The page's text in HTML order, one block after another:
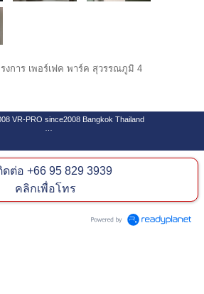
การ เพอร์เฟค พาร์ค สุวรรณภูมิ 4
VR-PRO since2008 Bangkok Thailand
Software Design Center Co.,Ltd
www.goforwardweb.com
ดต่อ+66 95 829 3939
คลิกเพื่อโทร